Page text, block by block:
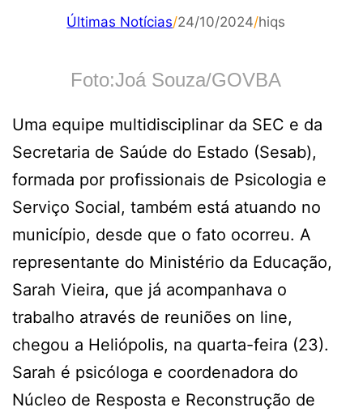
Últimas Notícias/24/10/2024/hiqs
Foto:Joá Souza/GOVBA
Uma equipe multidisciplinar da SEC e da
Secretaria de Saúde do Estado (Sesab),
formada por profissionais de Psicologia e
Serviço Social, também está atuando no
município, desde que o fato ocorreu. A
representante do Ministério da Educação,
Sarah Vieira, que já acompanhava o
trabalho através de reuniões on line,
chegou a Heliópolis, na quarta-feira (23).
Sarah é psicóloga e coordenadora do
Núcleo de Resposta e Reconstrução de